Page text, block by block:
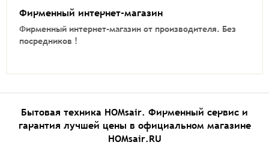
Фирменный интернет-магазин
Фирменный интернет-магазин от производителя. Без
посредников !
Бытовая техника HOMsair. Фирменный сервис и
гарантия лучшей цены в официальном магазине
HOMsair.RU